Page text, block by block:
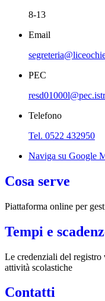
8-13
Email
PEC
Telefono
Tel. 0522 432950
Naviga su Google
Cosa serve
Piattaforma online per
Tempi e
Le credenziali del
attività scolastiche
Contatti